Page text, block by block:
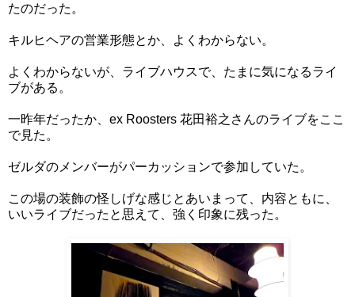
たのだった。
キルヒヘアの営業形態とか、よくわからない。
よくわからないが、ライブハウスで、たまに気になるライ
ブがある。
一昨年だったか、ex Roosters 花田裕之さんのライブをここ
で見た。
ゼルダのメンバーがパーカッションで参加していた。
この場の装飾の怪しげな感じとあいまって、内容ともに、
いいライブだったと思えて、強く印象に残った。